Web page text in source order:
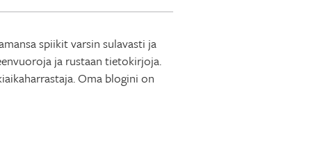
spiikit varsin sulavasti ja
ja rustaan tietokirjoja.
Oma blogini on